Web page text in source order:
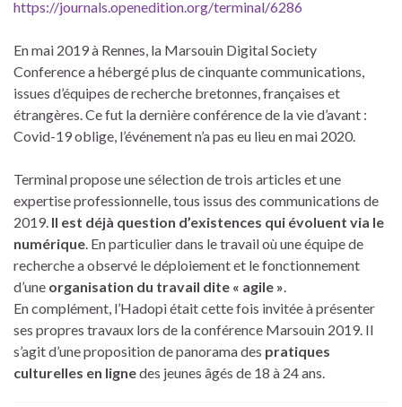
https://journals.openedition.org/terminal/6286
En mai 2019 à Rennes, la Marsouin Digital Society
Conference a hébergé plus de cinquante communications,
issues d’équipes de recherche bretonnes, françaises et
étrangères. Ce fut la dernière conférence de la vie d’avant :
Covid-19 oblige, l’événement n’a pas eu lieu en mai 2020.
Terminal propose une sélection de trois articles et une
expertise professionnelle, tous issus des communications de
2019. Il est déjà question d’existences qui évoluent via le
numérique. En particulier dans le travail où une équipe de
recherche a observé le déploiement et le fonctionnement
d’une organisation du travail dite « agile ».
En complément, l’Hadopi était cette fois invitée à présenter
ses propres travaux lors de la conférence Marsouin 2019. Il
s’agit d’une proposition de panorama des pratiques
culturelles en lignedes jeunes âgés de 18 à 24 ans.